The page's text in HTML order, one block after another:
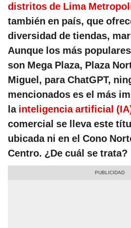
distritos de Lima
también en país, que
diversidad de tiendas,
Aunque los más
son Mega Plaza, Plaza
Miguel, para ChatGPT,
mencionados es el más
la inteligencia artificial
comercial se lleva este
ubicada ni en el Cono
Centro. ¿De cuál se trata?